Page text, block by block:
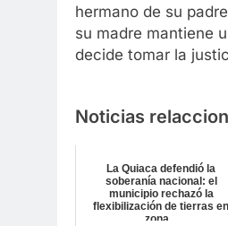
hermano de su
su madre mantiene
decide tomar la
Noticias
La Quiaca defendió la
soberanía nacional: el
municipio rechazó la
flexibilización de tierras en
zona...